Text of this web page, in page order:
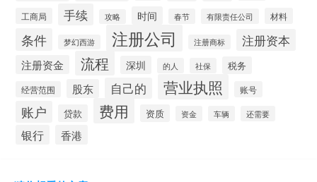
工商局 手续 攻略 时间 春节 有限责任公司 材料
条件 梦幻西游 注册公司 注册商标 注册资本
注册资金 流程 深圳 的人 社保 税务
经营范围 股东 自己的 营业执照 账号
账户 贷款 费用 资质 资金 车辆 还需要
银行 香港